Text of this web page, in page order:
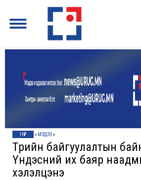
НҮҮР » МЭДЭЭ»
Төрийн байгуулалтын
Үндэсний их баяр
хэлэлцэнэ